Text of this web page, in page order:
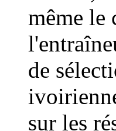
même le
de
sur les